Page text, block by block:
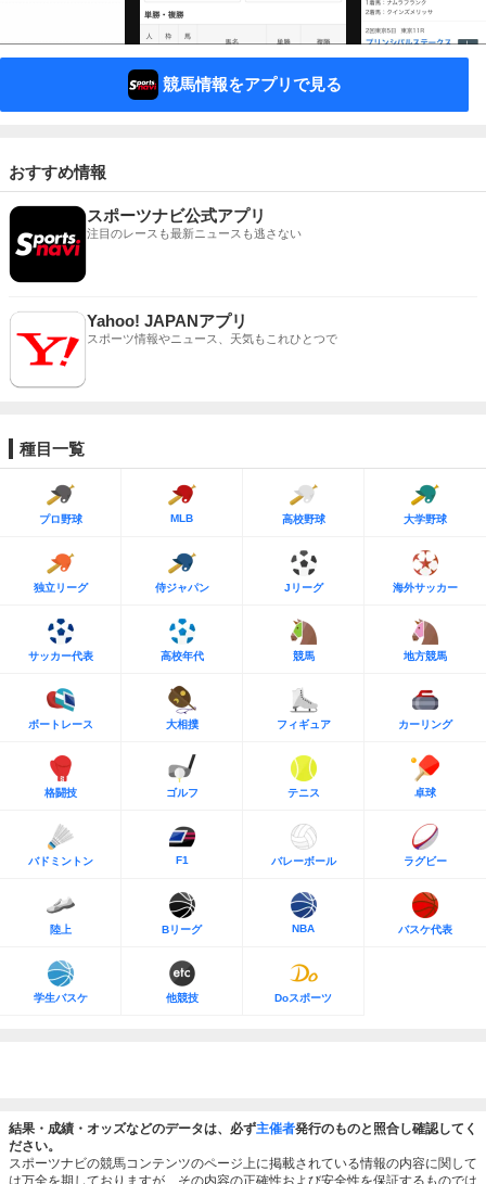
競馬情報をアプリで見る
おすすめ情報
スポーツナビ公式アプリ
注目のレースも最新ニュースも逃さない
Yahoo! JAPANアプリ
スポーツ情報やニュース、天気もこれひとつで
種目一覧
プロ野球 MLB 高校野球 大学野球
独立リーグ 侍ジャパン Jリーグ 海外サッカー
サッカー代表 高校年代 競馬 地方競馬
ボートレース 大相撲 フィギュア カーリング
格闘技 ゴルフ テニス 卓球
バドミントン F1 バレーボール ラグビー
陸上 Bリーグ NBA バスケ代表
学生バスケ 他競技 Doスポーツ
結果・成績・オッズなどのデータは、必ず主催者発行のものと照合し確認してく
ださい。
スポーツナビの競馬コンテンツのページ上に掲載されている情報の内容に関して
は万全を期しておりますが、その内容の正確性および安全性を保証するものでは